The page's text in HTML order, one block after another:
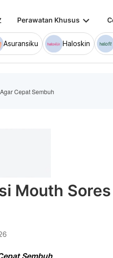
Perawatan Khusus keyboard_arrow_down
Asuransiku Haloskin
Cepat Sembuh
Mouth Sores
Sembuh